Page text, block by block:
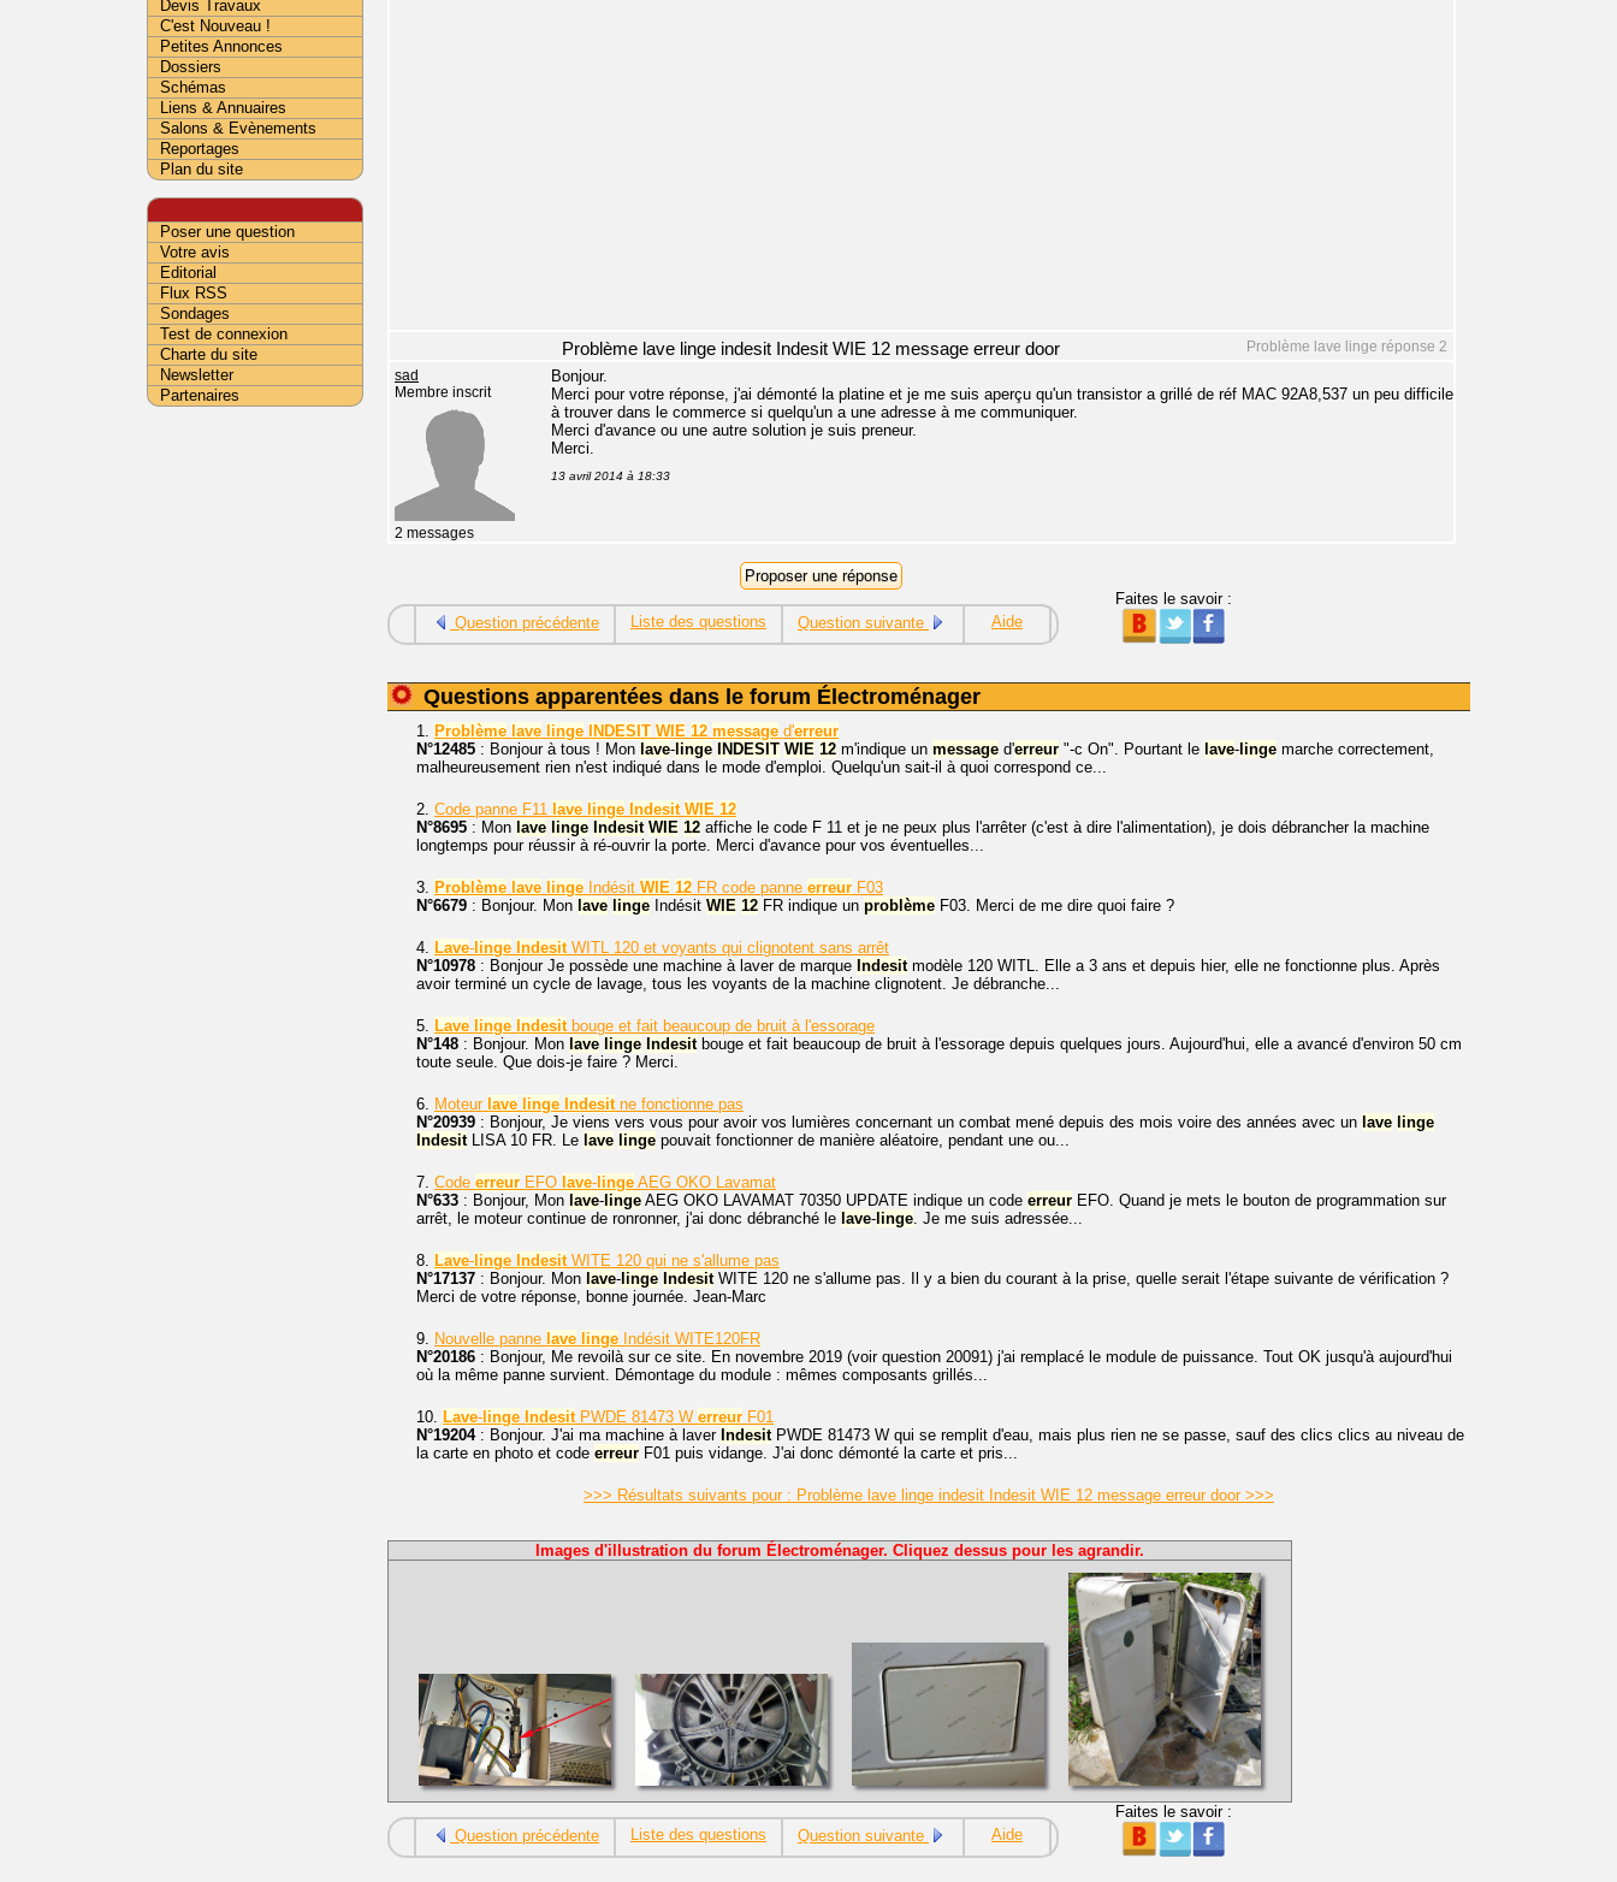
Problème lave linge réponse 2
Problème lave linge indesit Indesit WIE 12 message erreur door
sad
Membre inscrit
2 messages
Bonjour.
Merci pour votre réponse, j'ai démonté la platine et je me suis aperçu qu'un transistor a grillé de réf MAC 92A8,537 un peu difficile
à trouver dans le commerce si quelqu'un a une adresse à me communiquer.
Merci d'avance ou une autre solution je suis preneur.
Merci.
13 avril 2014 à 18:33
Question précédente Liste des questions Question suivante Aide
Faites le savoir :
Questions apparentées dans le forum Électroménager
1. Problème lave linge INDESIT WIE 12 message d'erreur
N°12485 : Bonjour à tous ! Mon lave- linge INDESIT WIE 12 m'indique un message d'erreur "-c On". Pourtant le lave- linge marche correctement,
malheureusement rien n'est indiqué dans le mode d'emploi. Quelqu'un sait-il à quoi correspond ce...
2. Code panne F11 lave linge Indesit WIE 12
N°8695 : Mon lave linge Indesit WIE 12 affiche le code F 11 et je ne peux plus l'arrêter (c'est à dire l'alimentation), je dois débrancher la machine
longtemps pour réussir à ré-ouvrir la porte. Merci d'avance pour vos éventuelles...
3. Problème lave linge Indésit WIE 12 FR code panne erreur F03
N°6679 : Bonjour. Mon lave linge Indésit WIE 12 FR indique un problème F03. Merci de me dire quoi faire ?
4. Lave- linge IndesitWITL 120 et voyants qui clignotent sans arrêt
N°10978 : Bonjour Je possède une machine à laver de marque Indesitmodèle 120 WITL. Elle a 3 ans et depuis hier, elle ne fonctionne plus. Après
avoir terminé un cycle de lavage, tous les voyants de la machine clignotent. Je débranche...
5. Lave linge Indesitbouge et fait beaucoup de bruit à l'essorage
N°148 : Bonjour. Mon lave linge Indesitbouge et fait beaucoup de bruit à l'essorage depuis quelques jours. Aujourd'hui, elle a avancé d'environ 50 cm
toute seule. Que dois-je faire ? Merci.
6. Moteur lave linge Indesitne fonctionne pas
N°20939 : Bonjour, Je viens vers vous pour avoir vos lumières concernant un combat mené depuis des mois voire des années avec un lave linge
IndesitLISA 10 FR. Le lave linge pouvait fonctionner de manière aléatoire, pendant une ou...
7. Code erreur EFO lave- linge AEG OKO Lavamat
N°633 : Bonjour, Mon lave- linge AEG OKO LAVAMAT 70350 UPDATE indique un code erreur EFO. Quand je mets le bouton de programmation sur
arrêt, le moteur continue de ronronner, j'ai donc débranché le lave- linge. Je me suis adressée...
8. Lave- linge IndesitWITE 120 qui ne s'allume pas
N°17137 : Bonjour. Mon lave- linge IndesitWITE 120 ne s'allume pas. Il y a bien du courant à la prise, quelle serait l'étape suivante de vérification ?
Merci de votre réponse, bonne journée. Jean-Marc
9. Nouvelle panne lave linge Indésit WITE120FR
N°20186 : Bonjour, Me revoilà sur ce site. En novembre 2019 (voir question 20091) j'ai remplacé le module de puissance. Tout OK jusqu'à aujourd'hui
où la même panne survient. Démontage du module : mêmes composants grillés...
10. Lave- linge IndesitPWDE 81473 W erreur F01
N°19204: Bonjour. J'ai ma machine à laver IndesitPWDE 81473 W qui se remplit d'eau, mais plus rien ne se passe, sauf des clics clics au niveau de
la carte en photo et code erreur F01 puis vidange. J'ai donc démonté la carte et pris...
>>> Résultats suivants pour : Problème lave linge indesit Indesit WIE 12 message erreur door >>>
Images d'illustration du forum Électroménager. Cliquez dessus pour les agrandir.
Question précédente Liste des questions Question suivante Aide
Faites le savoir :
Devis Travaux
C'est Nouveau !
Petites Annonces
Dossiers
Schémas
Liens & Annuaires
Salons & Evènements
Reportages
Plan du site
Poser une question
Votre avis
Editorial
Flux RSS
Sondages
Test de connexion
Charte du site
Newsletter
Partenaires